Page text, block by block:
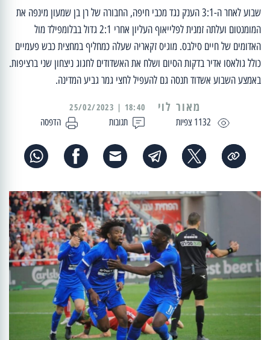
שבוע לאחר ה-3:1 הענק נגד מכבי חיפה, החבורה של רן בן שמעון מינפה את
המומנטום ועלתה זמנית לפלייאוף העליון אחרי 2:1 גדול בבלומפילד מול
האדומים של חיים סילבס. מוגיס זקאריה שעלה כמחליף במחצית כבש פעמיים
כולל גולאסו אדיר בדקות הסיום ושלח את האשדודים לחגוג ניצחון שני ברציפות.
באמצע השבוע אשדוד תנסה גם להעפיל לחצי גמר גביע המדינה.
1132 צפיות תגובות הדפסה
מאור לוי 18:40 | 25/02/2023